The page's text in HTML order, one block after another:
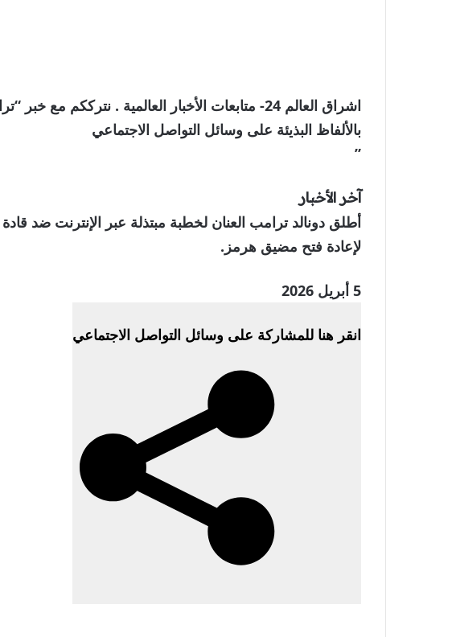
اشراق العالم 24- متابعات الأخبار العالمية . نترككم
بالألفاظ البذيئة على وسائل التواصل الاجتماعي
”
آخر الأخبار
أطلق دونالد ترامب العنان لخطبة مبتذلة عبر الإنترنت ضد
لإعادة فتح مضيق هرمز.
تم
بتاريخ
5 أبريل 2026
انقر هنا للمشاركة على وسائل التواصل الاجتماعي